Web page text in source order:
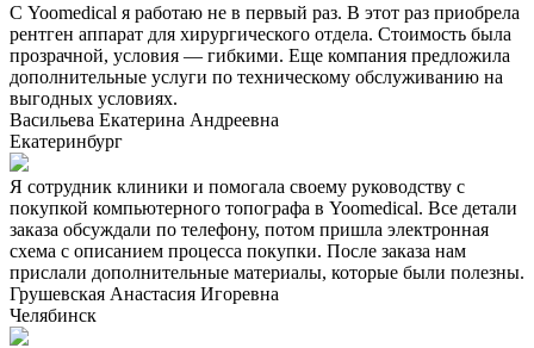
С Yoomedical я работаю не в первый раз. В этот раз приобрела
рентген аппарат для хирургического отдела. Стоимость была
прозрачной, условия — гибкими. Еще компания предложила
дополнительные услуги по техническому обслуживанию на
выгодных условиях.
Васильева Екатерина Андреевна
Екатеринбург
Я сотрудник клиники и помогала своему руководству с
покупкой компьютерного топографа в Yoomedical. Все детали
заказа обсуждали по телефону, потом пришла электронная
схема с описанием процесса покупки. После заказа нам
прислали дополнительные материалы, которые были полезны.
Грушевская Анастасия Игоревна
Челябинск